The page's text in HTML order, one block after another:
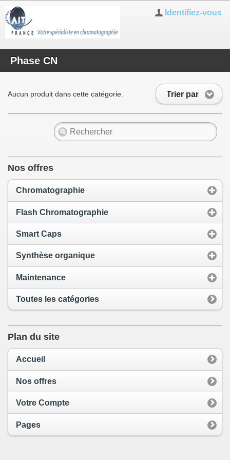
Identifiez-vous
Phase CN
Trier par
Aucun produit dans cette catégorie.
Nos offres
Chromatographie
Flash Chromatographie
Smart Caps
Synthèse organique
Maintenance
Toutes les catégories
Plan du site
Accueil
Nos offres
Votre Compte
Pages